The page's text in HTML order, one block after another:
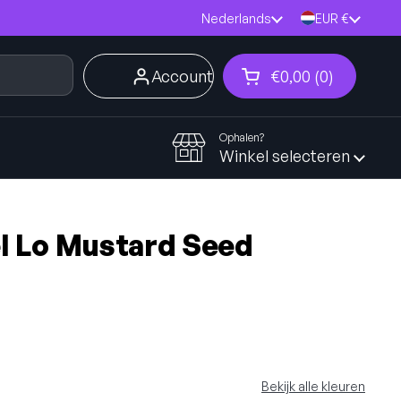
Taal
Nederlands Land/region
EUR €
Account Winkelwagentje
Winkelmand
€0,00 0
producten in je
Ophalen?
Winkel selecteren
Lo Mustard Seed
Bekijk alle kleuren